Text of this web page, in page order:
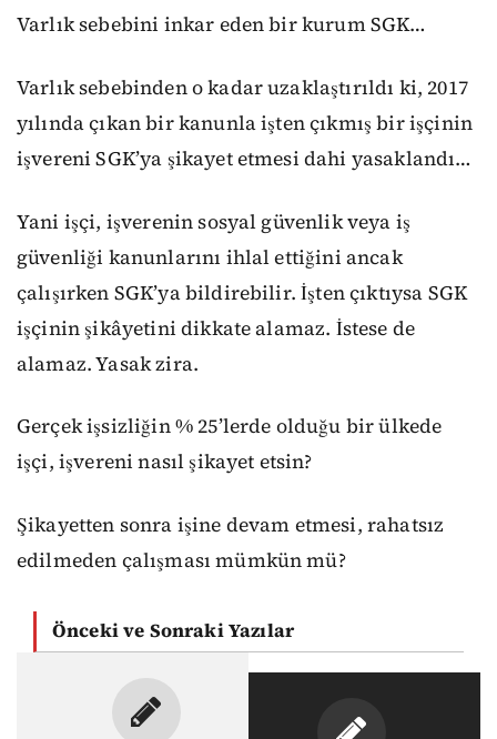
Varlık sebebini inkar eden bir kurum SGK…
Varlık sebebinden o kadar uzaklaştırıldı ki, 2017
yılında çıkan bir kanunla işten çıkmış bir işçinin
işvereni SGK’ya şikayet etmesi dahi yasaklandı…
Yani işçi, işverenin sosyal güvenlik veya iş
güvenliği kanunlarını ihlal ettiğini ancak
çalışırken SGK’ya bildirebilir. İşten çıktıysa SGK
işçinin şikâyetini dikkate alamaz. İstese de
alamaz. Yasak zira.
Gerçek işsizliğin % 25’lerde olduğu bir ülkede
işçi, işvereni nasıl şikayet etsin?
Şikayetten sonra işine devam etmesi, rahatsız
edilmeden çalışması mümkün mü?
Önceki ve Sonraki Yazılar